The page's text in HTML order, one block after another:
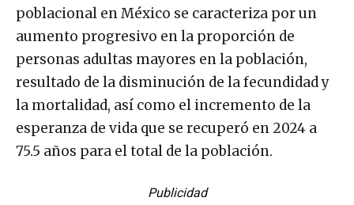
poblacional en México se caracteriza por un
aumento progresivo en la proporción de
personas adultas mayores en la población,
resultado de la disminución de la fecundidad y
la mortalidad, así como el incremento de la
esperanza de vida que se recuperó en 2024 a
75.5 años para el total de la población.
Publicidad